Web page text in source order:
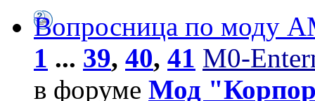
Вопросница по моду
1 ... 39, 40, 41 M0-
в форуме Мод